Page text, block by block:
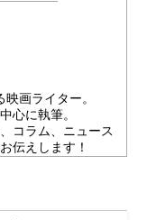
画ライター。
心に執筆。
コラム、ニュース
伝えします！